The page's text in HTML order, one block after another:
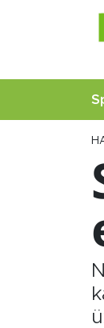
Estetik
İş ve
Moda-
Nöbetçi
Hava
Namaz
Trafik
Tüm
Son